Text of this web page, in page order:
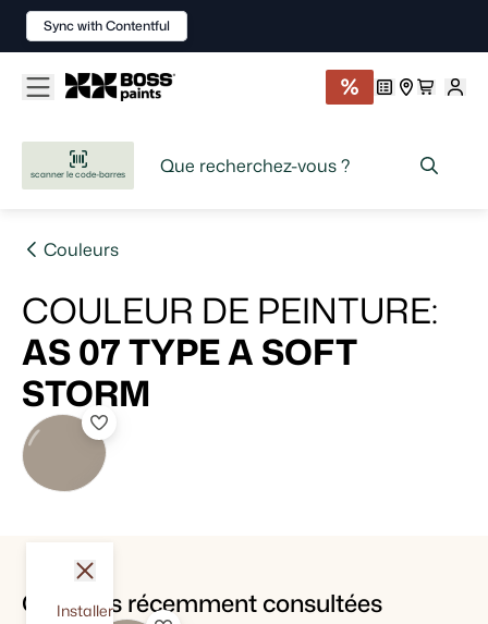
scanner le code-barres
Couleurs
COULEUR DE PEINTURE:
AS 07 TYPE A SOFT
STORM
Couleurs récemment consultées
Installer
fermer
Sync with Contentful